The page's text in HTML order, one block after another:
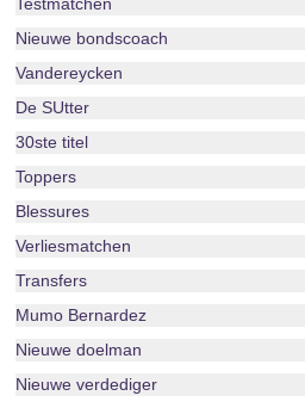
Nieuwe bondscoach
Vandereycken
De SUtter
30ste titel
Toppers
Blessures
Verliesmatchen
Transfers
Mumo Bernardez
Nieuwe doelman
Nieuwe verdediger